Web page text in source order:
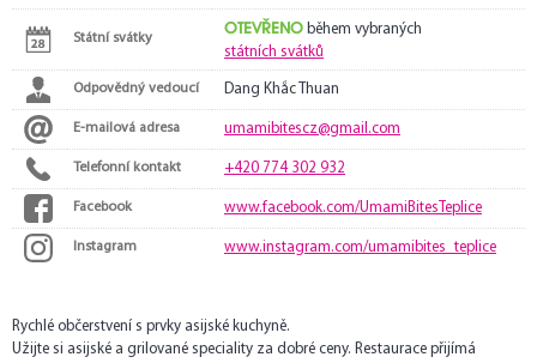
Státní svátky OTEVŘENO během vybraných
státních svátků
Odpovědný vedoucí Dang Khắc Thuan
E-mailová adresa umamibitescz@gmail.com
Telefonní kontakt +420 774 302 932
Facebook www.facebook.com/UmamiBitesTeplice
Instagram www.instagram.com/umamibites_teplice
Rychlé občerstvení s prvky asijské kuchyně.
Užijte si asijské a grilované speciality za dobré ceny. Restaurace přijímá